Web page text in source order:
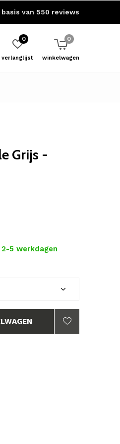
verlanglijst
0
winkelwagen
0
basis van 550 reviews
Grijs -
5 werkdagen